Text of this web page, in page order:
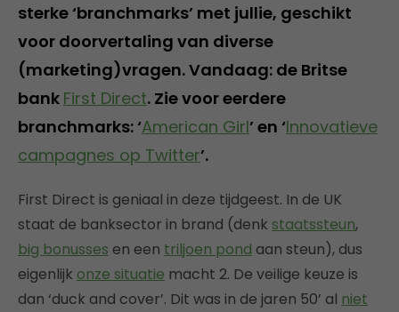
sterke ‘branchmarks’ met jullie, geschikt
voor doorvertaling van diverse
(marketing)vragen. Vandaag: de Britse
bank First Direct. Zie voor eerdere
branchmarks: ‘American Girl’ en ‘Innovatieve
campagnes op Twitter’.
First Direct is geniaal in deze tijdgeest. In de UK
staat de banksector in brand (denk staatssteun,
big bonusses en een triljoen pond aan steun), dus
eigenlijk onze situatie macht 2. De veilige keuze is
dan ‘duck and cover’. Dit was in de jaren 50’ al niet